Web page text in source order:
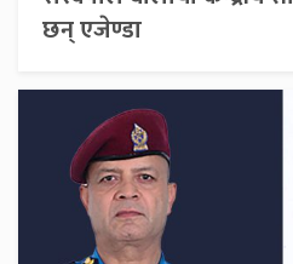
छन् एजेण्डा